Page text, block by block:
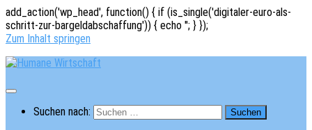
add_action('wp_head', function() { if (is_single('digitaler-euro-als-
schritt-zur-bargeldabschaffung')) { echo ''; } });
Zum Inhalt springen
Suchen nach: